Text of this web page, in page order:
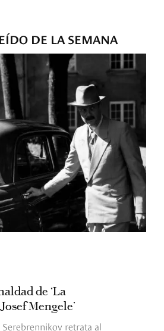
DE LA SEMANA
de ‘La
Mengele’
retrata al